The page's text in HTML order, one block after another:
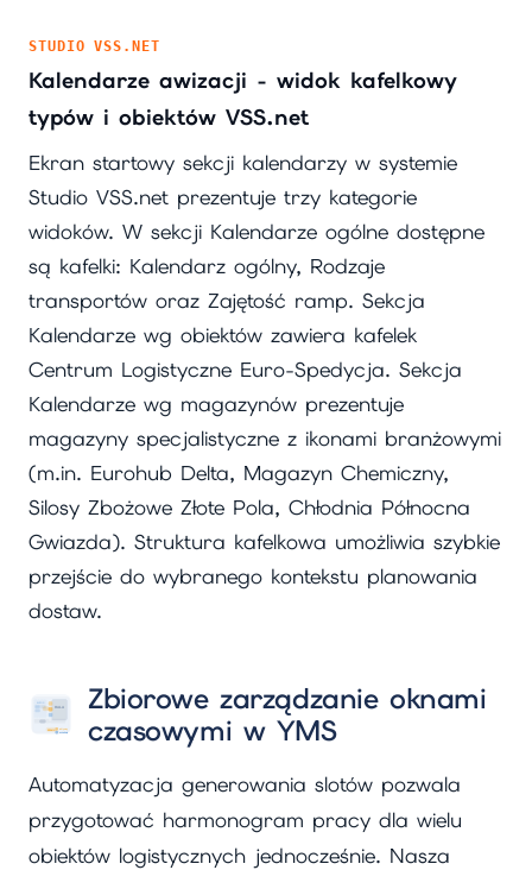
STUDIO VSS.NET
Kalendarze awizacji - widok kafelkowy
typów i obiektów VSS.net
Ekran startowy sekcji kalendarzy w systemie
Studio VSS.net prezentuje trzy kategorie
widoków. W sekcji Kalendarze ogólne dostępne
są kafelki: Kalendarz ogólny, Rodzaje
transportów oraz Zajętość ramp. Sekcja
Kalendarze wg obiektów zawiera kafelek
Centrum Logistyczne Euro-Spedycja. Sekcja
Kalendarze wg magazynów prezentuje
magazyny specjalistyczne z ikonami branżowymi
(m.in. Eurohub Delta, Magazyn Chemiczny,
Silosy Zbożowe Złote Pola, Chłodnia Północna
Gwiazda). Struktura kafelkowa umożliwia szybkie
przejście do wybranego kontekstu planowania
dostaw.
Zbiorowe zarządzanie oknami
czasowymi w YMS
Automatyzacja generowania slotów pozwala
przygotować harmonogram pracy dla wielu
obiektów logistycznych jednocześnie. Nasza